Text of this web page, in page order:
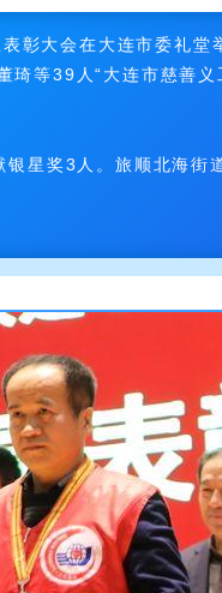
彰大会在大连市委礼堂
琦等39人“大连市慈善
星奖3人。旅顺北海街